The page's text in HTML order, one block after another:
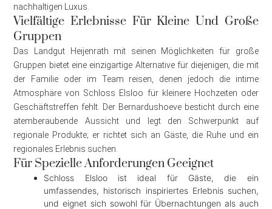
nachhaltigen Luxus.
Vielfältige Erlebnisse Für Kleine Und Große
Gruppen
Das Landgut Heijenrath mit seinen Möglichkeiten für große
Gruppen bietet eine einzigartige Alternative für diejenigen, die mit
der Familie oder im Team reisen, denen jedoch die intime
Atmosphäre von Schloss Elsloo für kleinere Hochzeiten oder
Geschäftstreffen fehlt. Der Bernardushoeve besticht durch eine
atemberaubende Aussicht und legt den Schwerpunkt auf
regionale Produkte; er richtet sich an Gäste, die Ruhe und ein
regionales Erlebnis suchen.
Für Spezielle Anforderungen Geeignet
Schloss Elsloo ist ideal für Gäste, die ein
umfassendes, historisch inspiriertes Erlebnis suchen,
und eignet sich sowohl für Übernachtungen als auch